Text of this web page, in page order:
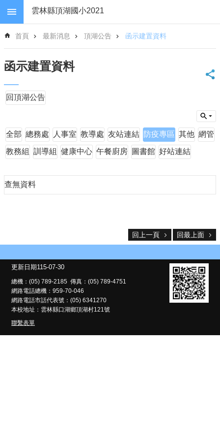
跳到主要內容區塊
階
搜
首
頁
導
覽
雲
縣
政
府
中
心
頂
湖
學
系
統
雲林縣頂湖國小2021
首頁 最新消息 頂湖公告 函示建置資料
函示建置資料
回頂湖公告
全部 總務處 人事室 教導處 友站連結 防疫專區 其他 網管
教務組 訓導組 健康中心 午餐廚房 圖書館 好站連結
查無資料
回上一頁 回最上面
更新日期115-07-30
總機：(05) 789-2185 傳真：(05) 789-4751
網路電話總機：959-70-046
網路電話市話代表號：(05) 6341270
本校地址：雲林縣口湖鄉頂湖村121號
聯繫表單